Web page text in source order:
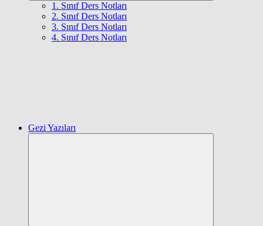
1. Sınıf Ders Notları
2. Sınıf Ders Notları
3. Sınıf Ders Notları
4. Sınıf Ders Notları
Gezi Yazıları